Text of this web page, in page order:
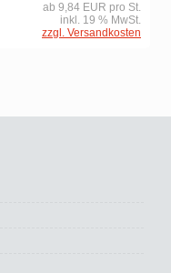
ab 9,84 EUR pro St.
inkl. 19 % MwSt.
zzgl. Versandkosten